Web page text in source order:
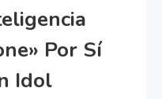
Por Sí
Idol